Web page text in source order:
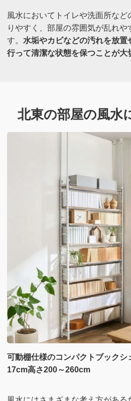
風水においてトイレや洗面所など
りやすく、部屋の雰囲気が乱れや
す。 水垢やカビなどの汚れを放置
行って清潔な状態を保つことが大
北東の部屋の風水
可動棚仕様のコンパクトブックシ
17cm高さ200～260cm